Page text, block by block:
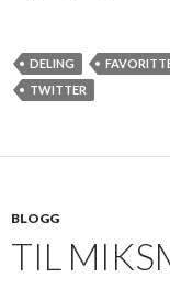
DELING
TWITTER
BLOGG
TIL